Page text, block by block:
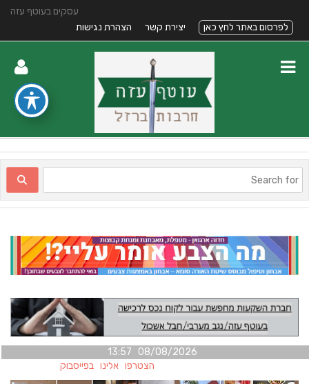
עסקים בעוטף עזה
לפרסום באתר לחץ כאן
יצירת קשר הצהרת נגישות
08/08/2026 13:57
הצטרפו אלינו בפייסבוק